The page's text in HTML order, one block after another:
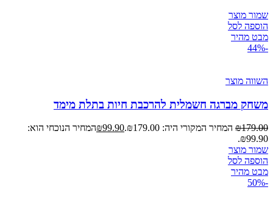
שמור מוצר
הוספה לסל
מבט מהיר
-44%
השווה מוצר
משחק מברגה חשמלית להרכבת חיות בתלת מימד
₪179.00 המחיר המקורי היה: ₪179.00. ₪99.90
המחיר הנוכחי הוא:
₪99.90.
שמור מוצר
הוספה לסל
מבט מהיר
-50%